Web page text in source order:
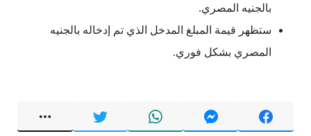
بالجنيه المصري.
ستظهر قيمة المبلغ المدخل الذي تم إدخاله بالجنيه
المصري بشكل فوري.